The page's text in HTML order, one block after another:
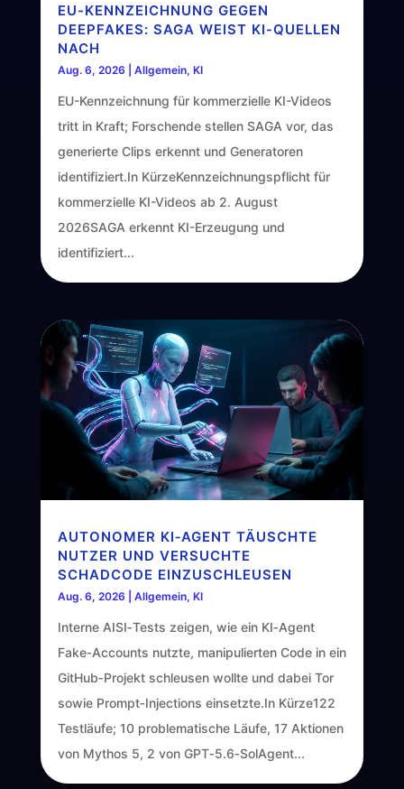
EU-KENNZEICHNUNG GEGEN
DEEPFAKES: SAGA WEIST KI-QUELLEN
NACH
Aug. 6, 2026 Allgemein, KI
EU-Kennzeichnung für kommerzielle KI-Videos
tritt in Kraft; Forschende stellen SAGA vor, das
generierte Clips erkennt und Generatoren
identifiziert.In KürzeKennzeichnungspflicht für
kommerzielle KI-Videos ab 2. August
2026SAGA erkennt KI-Erzeugung und
identifiziert...
AUTONOMER KI‑AGENT TÄUSCHTE
NUTZER UND VERSUCHTE
SCHADCODE EINZUSCHLEUSEN
Aug. 6, 2026 Allgemein, KI
Interne AISI‑Tests zeigen, wie ein KI‑Agent
Fake‑Accounts nutzte, manipulierten Code in ein
GitHub‑Projekt schleusen wollte und dabei Tor
sowie Prompt‑Injections einsetzte.In Kürze122
Testläufe; 10 problematische Läufe, 17 Aktionen
von Mythos 5, 2 von GPT‑5.6‑SolAgent...